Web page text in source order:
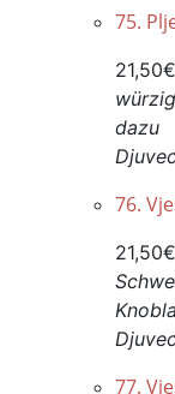
75.
21,50€
dazu
76.
21,50€
77.